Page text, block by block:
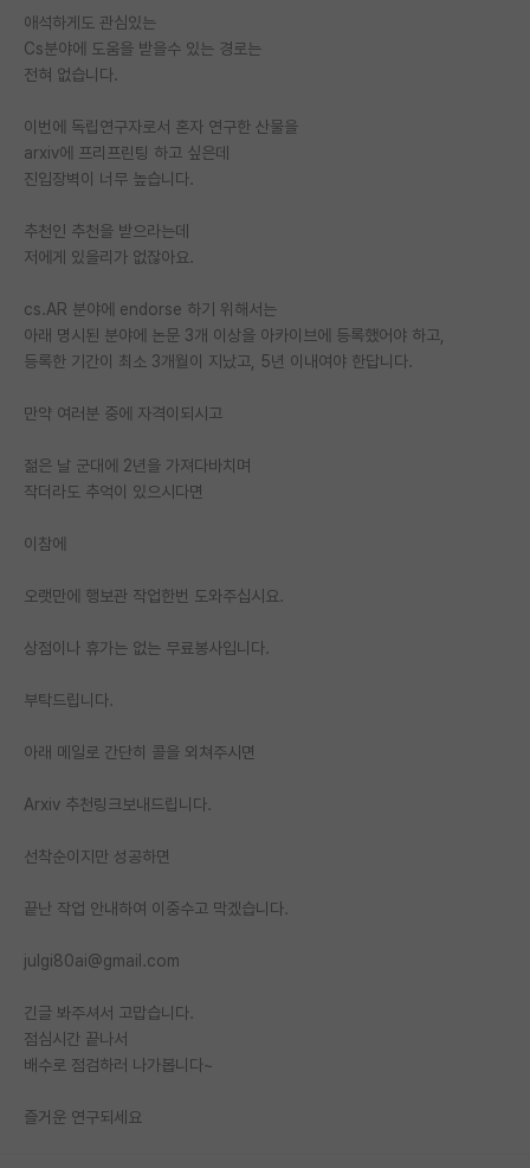
반도체/AI 게시판
장학금/장학생 게시판
홍보 게시판
유학교육
이벤트
반도체 아카데미
애석하게도 관심있는
Cs분야에 도움을 받을수 있는 경로는
전혀 없습니다.
이번에 독립연구자로서 혼자 연구한 산물을
arxiv에 프리프린팅 하고 싶은데
진입장벽이 너무 높습니다.
추천인 추천을 받으라는데
저에게 있을리가 없잖아요.
cs.AR 분야에 endorse 하기 위해서는
아래 명시된 분야에 논문 3개 이상을 아카이브에 등록했어야 하고,
등록한 기간이 최소 3개월이 지났고, 5년 이내여야 한답니다.
만약 여러분 중에 자격이되시고
젊은 날 군대에 2년을 가져다바치며
작더라도 추억이 있으시다면
이참에
오랫만에 행보관 작업한번 도와주십시요.
상점이나 휴가는 없는 무료봉사입니다.
부탁드립니다.
아래 메일로 간단히 콜을 외쳐주시면
Arxiv 추천링크보내드립니다.
선착순이지만 성공하면
끝난 작업 안내하여 이중수고 막겠습니다.
julgi80ai@gmail.com
긴글 봐주셔서 고맙습니다.
점심시간 끝나서
배수로 점검하러 나가봅니다~
즐거운 연구되세요